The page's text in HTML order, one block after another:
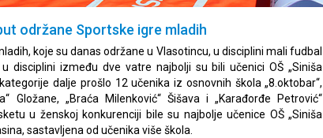
održane Sportske igre mladih
koje su danas održane u Vlasotincu, u disciplini mali fudbal
u disciplini između dve vatre najbolji su bili učenici OŠ „Siniša
dalje prošlo 12 učenika iz osnovnih škola „8.oktobar“,
Gložane, „Braća Milenković“ Šišava i „Karađorđe Petrović“
u ženskoj konkurenciji bile su najbolje učenice OŠ „Siniša
sastavljena od učenika više škola.